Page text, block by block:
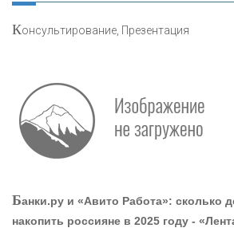
«ПРОМРЕГИОНБАНК»
ОНАС
КОНТАКТЫ
Консультирование, Презентация
Банки.ру и «Авито Работа»: сколько
накопить россияне в 2025 году -